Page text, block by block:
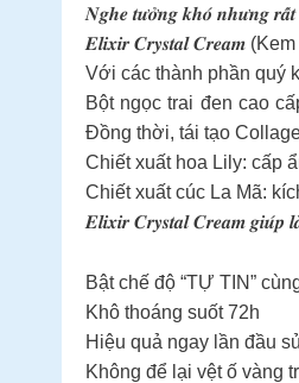
𝑵𝒈𝒉𝒆 𝒕𝒖̛𝒐̛̉𝒏𝒈 𝒌𝒉𝒐́ 𝒏𝒉𝒖̛𝒏𝒈 𝒓𝒂̂́𝒕
𝑬𝒍𝒊𝒙𝒊𝒓 𝑪𝒓𝒚𝒔𝒕𝒂𝒍 𝑪𝒓𝒆𝒂𝒎
Với các thành phần quý
Bột ngọc trai đen cao
Đồng thời, tái tạo
Chiết xuất hoa Lily: cấp
Chiết xuất cúc La Mã:
𝑬𝒍𝒊𝒙𝒊𝒓 𝑪𝒓𝒚𝒔𝒕𝒂𝒍 𝑪𝒓𝒆𝒂𝒎 𝒈𝒊𝒖́𝒑
Bật chế độ “TỰ TIN”
Khô thoáng suốt 72h
Hiệu quả ngay lần đầu
Không để lại vệt ố vàng